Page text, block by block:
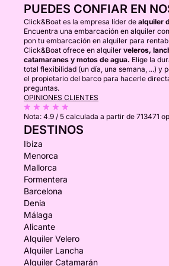
PUEDES CONFIAR EN
Click&Boat es la empresa líder de alquiler
Encuentra una embarcación en alquiler
pon tu embarcación en alquiler para
Click&Boat ofrece en alquiler veleros,
catamaranes y motos de agua. Elige la
total flexibilidad (un día, una semana, ...) y
el propietario del barco para hacerle
preguntas.
OPINIONES CLIENTES
Nota: 4.9 / 5 calculada a partir de 713471
DESTINOS
Ibiza
Menorca
Mallorca
Formentera
Barcelona
Denia
Málaga
Alicante
Alquiler Velero
Alquiler Lancha
Alquiler Catamarán